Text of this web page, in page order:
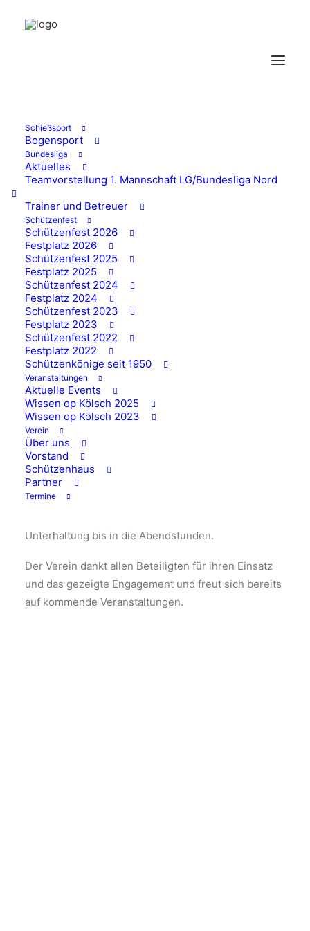
Schießsport
Bogensport
Bundesliga
Aktuelles
Teamvorstellung 1. Mannschaft LG/Bundesliga Nord
Trainer und Betreuer
Schützenfest
Schützenfest 2026
Festplatz 2026
Schützenfest 2025
Festplatz 2025
Schützenfest 2024
Festplatz 2024
Schützenfest 2023
Festplatz 2023
Schützenfest 2022
Festplatz 2022
Schützenkönige seit 1950
Veranstaltungen
Aktuelle Events
Wissen op Kölsch 2025
Wissen op Kölsch 2023
Verein
Über uns
Vorstand
Schützenhaus
Partner
Termine
Maifest des Wissener
SV war ein großer
Erfolg
11/05/2026
Der Wissener SV konnte bei der diesjährigen
Maifeier einen durchweg positiven Verlauf
verzeichnen. Bei idealem Frühlingswetter fanden
über 100 Gäste den Weg in den Biergarten des
Schützenhauses. Die Veranstaltung war durchweg
von einer sehr guten Stimmung geprägt.
Besonders hervorzuheben war die musikalische
Begleitung: Der Auftritt der „Dicken Backen“ sowie
Unterhaltung bis in die Abendstunden.
Der Verein dankt allen Beteiligten für ihren Einsatz
und das gezeigte Engagement und freut sich bereits
auf kommende Veranstaltungen.